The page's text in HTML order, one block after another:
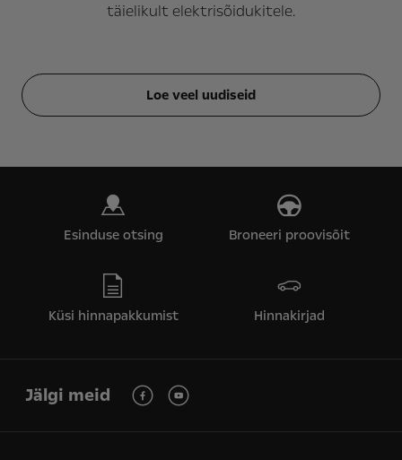
täielikult elektrisõidukitele.
Loe veel uudiseid
Esinduse otsing Broneeri proovisõit
Küsi hinnapakkumist Hinnakirjad
Jälgi meid